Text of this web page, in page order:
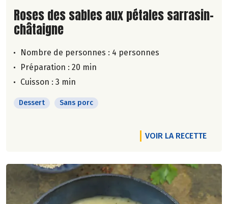
Lire la suite de la recette
Roses des sables aux pétales sarrasin-
châtaigne
Nombre de personnes : 4 personnes
Préparation : 20 min
Cuisson : 3 min
Dessert Sans porc
VOIR LA RECETTE